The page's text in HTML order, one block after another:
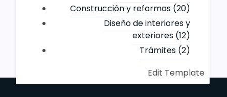
Construcción y reformas(20)
Diseño de interiores y
exteriores(12)
Trámites(2)
Edit Template